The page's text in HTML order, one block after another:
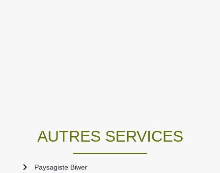
AUTRES SERVICES
Paysagiste Biwer